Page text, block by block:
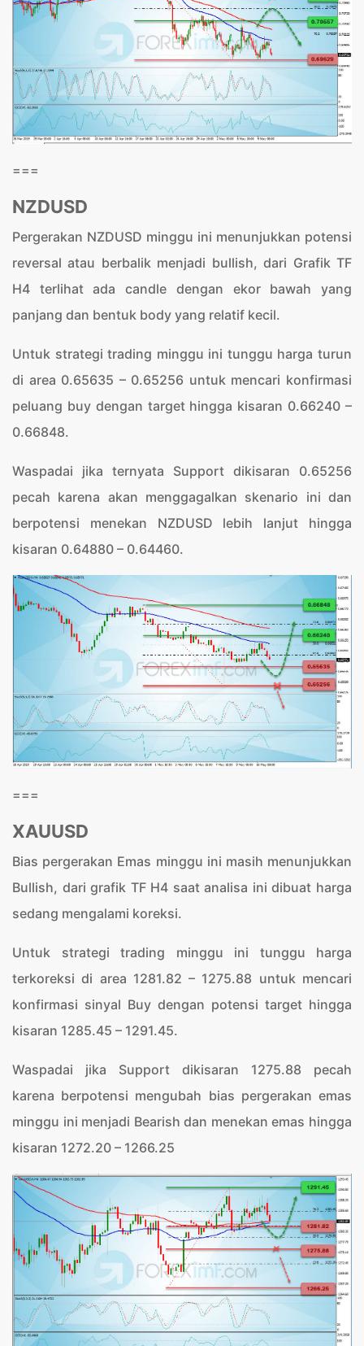
===
NZDUSD
Pergerakan NZDUSD minggu ini menunjukkan potensi
reversal atau berbalik menjadi bullish, dari Grafik TF
H4 terlihat ada candle dengan ekor bawah yang
panjang dan bentuk body yang relatif kecil.
Untuk strategi trading minggu ini tunggu harga turun
di area 0.65635 – 0.65256 untuk mencari konfirmasi
peluang buy dengan target hingga kisaran 0.66240 –
0.66848.
Waspadai jika ternyata Support dikisaran 0.65256
pecah karena akan menggagalkan skenario ini dan
berpotensi menekan NZDUSD lebih lanjut hingga
kisaran 0.64880 – 0.64460.
===
XAUUSD
Bias pergerakan Emas minggu ini masih menunjukkan
Bullish, dari grafik TF H4 saat analisa ini dibuat harga
sedang mengalami koreksi.
Untuk strategi trading minggu ini tunggu harga
terkoreksi di area 1281.82 – 1275.88 untuk mencari
konfirmasi sinyal Buy dengan potensi target hingga
kisaran 1285.45 – 1291.45.
Waspadai jika Support dikisaran 1275.88 pecah
karena berpotensi mengubah bias pergerakan emas
minggu ini menjadi Bearish dan menekan emas hingga
kisaran 1272.20 – 1266.25